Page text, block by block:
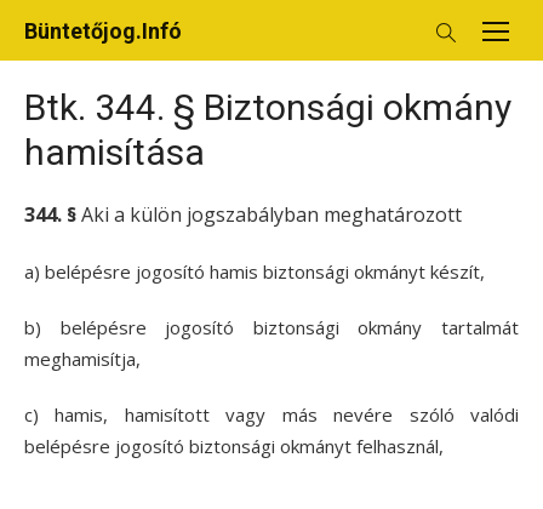
Büntetőjog.Infó
Btk. 344. § Biztonsági okmány
hamisítása
344. §Aki a külön jogszabályban meghatározott
a) belépésre jogosító hamis biztonsági okmányt készít,
b) belépésre jogosító biztonsági okmány tartalmát
meghamisítja,
c) hamis, hamisított vagy más nevére szóló valódi
belépésre jogosító biztonsági okmányt felhasznál,